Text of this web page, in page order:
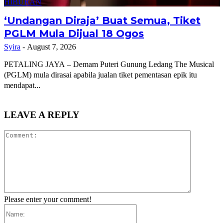
‘Undangan Diraja’ Buat Semua, Tiket
PGLM Mula Dijual 18 Ogos
Syira - August 7, 2026
PETALING JAYA – Demam Puteri Gunung Ledang The Musical
(PGLM) mula dirasai apabila jualan tiket pementasan epik itu
mendapat...
LEAVE A REPLY
Please enter your comment!